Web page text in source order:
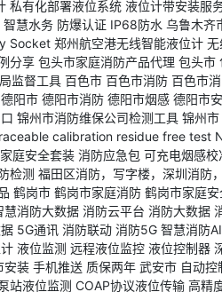
私有化部署液位系统 液位计带安装服
智慧水务 防爆认证 IP68防水 乌鲁木齐
Socket 郑州航空港无线智能液位计 无
分享 包头市家庭消防产品代理 包头市
监督工具 百色市 百色市消防 百色市
德阳市 德阳市消防 德阳市烟感 德阳市
锦州市消防维保公司检测工具 锦州市
calibration residue free test
家庭安全套装 消防应急包 可充电烟感校
检测 福田区消防，写字楼，深圳消防
鹤岗市 鹤岗市家庭消防 鹤岗市家庭安
慧消防大数据 消防云平台 消防大数据
5G通讯 消防联动 消防5G 智慧消防
液位监测 远程液位监控 液位控制器
安装 手机推送 质保两年 武安市 自动控
站液位监测 COAP协议液位传输 高精